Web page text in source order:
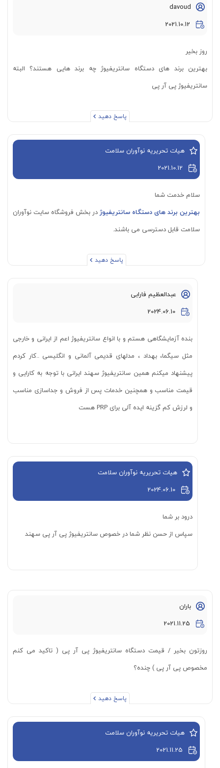
davoud
2021.10.12
روز بخیر
بهترین برند های دستگاه سانتریفیوژ چه برند هایی هستند؟ البته
سانتریفیوژ پی آر پی
پاسخ دهید
هیات تحریریه نوآوران سلامت
2021.10.12
سلام خدمت شما
بهترین برند های دستگاه سانتریفیوژدر بخش فروشگاه سایت نوآوران
سلامت قابل دسترسی می باشند.
پاسخ دهید
عبدالعظیم فارابی
2024.06.10
بنده آزمایشگاهی هستم و با انواع سانتریفیوژ اعم از ایرانی و خارجی
مثل سیگما، بهداد ، مدلهای قدیمی آلمانی و انگلیسی ..کار کردم
پیشنهاد میکنم همین سانتریفیوژ سهند ایرانی با توجه به کارایی و
قیمت مناسب و همچنین خدمات پس از فروش و جداسازی مناسب
و لرزش کم گزینه ایده آلی برای PRP هست
هیات تحریریه نوآوران سلامت
2024.06.10
درود بر شما
سپاس از حسن نظر شما در خصوص سانتریفیوژ پی آر پی سهند
باران
2021.11.25
روزتون بخیر / قیمت دستگاه سانتریفیوژ پی آر پی ( تاکید می کنم
مخصوص پی آر پی ) چنده؟
پاسخ دهید
هیات تحریریه نوآوران سلامت
2021.11.25